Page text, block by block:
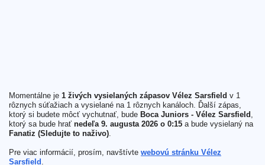
Momentálne je 1 živých vysielaných zápasov Vélez Sarsfield v 1
rôznych súťažiach a vysielané na 1 rôznych kanáloch. Ďalší zápas,
ktorý si budete môcť vychutnať, bude Boca Juniors - Vélez Sarsfield ,
ktorý sa bude hrať nedeľa 9. augusta 2026 o 0:15 a bude vysielaný na
Fanatiz (Sledujte to naživo).
Pre viac informácií, prosím, navštívte webovú stránku Vélez
Sarsfield .